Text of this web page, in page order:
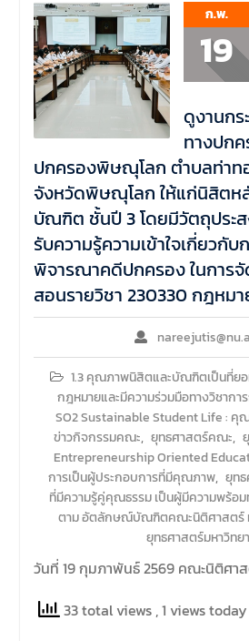
ก.พ.
19
ดูงานกร
ทางปก
ปกครองพิษณุโลก ตำบลท่าท
จังหวัดพิษณุโลก ให้แก่นิสิต
บัณฑิต ชั้นปี 3 โดยมีวัตถุประ
รับความรู้ความเข้าใจเกี่ยวกับ
พิจารณาคดีปกครอง ในการจั
สอนรายวิชา 230330 กฎหม
1.3 คุณภาพนิสิตและบัณฑิตเป็นที่ยอ
กฎหมายและมีความร่วมมือทางวิชาก
SO2 Sustainable Student Life :
ข่าวกิจกรรมคณะ, ยุทธศาสตร์คณะ,
Entrepreneurship Oriented
การเป็นผู้ประกอบการที่มีคุณภาพ, ยุท
ที่มีความรู้คู่คุณธรรม เป็นผู้มีความพร้
ตาม อัตลักษณ์บัณฑิตคณะนิติศาสตร์ ม
ยุทธศาสตร์มหาวิทย
วันที่ 19 กุมภาพันธ์ 2569 คณะนิติศา
33 total views , 1 views today